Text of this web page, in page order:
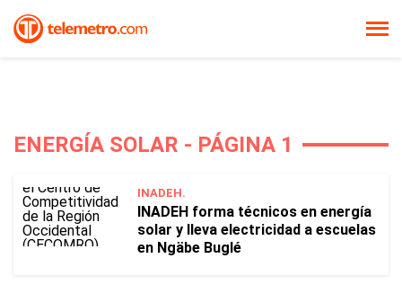
ENERGÍA SOLAR - PÁGINA 1
INADEH.
INADEH forma técnicos en energía
solar y lleva electricidad a escuelas
en Ngäbe Buglé